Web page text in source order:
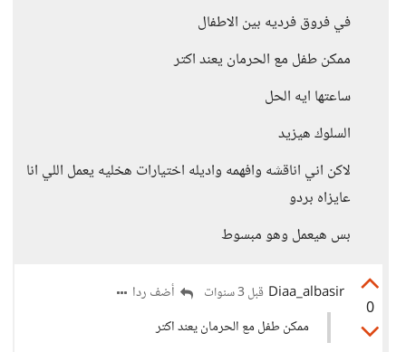
في فروق فرديه بين الاطفال
ممكن طفل مع الحرمان يعند اكتر
ساعتها ايه الحل
السلوك هيزيد
لاكن اني اناقشه وافهمه واديله اختيارات هخليه يعمل اللي انا
عايزاه بردو
بس هيعمل وهو مبسوط
0
Diaa_albasir قبل 3 سنوات
أضف ردا
ممكن طفل مع الحرمان يعند اكتر